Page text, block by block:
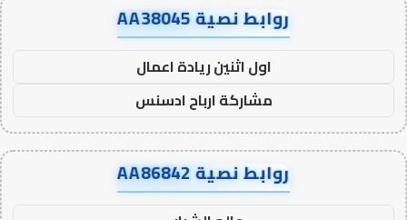
روابط نصية AA38045
اول اثنين ريادة اعمال
مشاركة ارباح ادسنس
روابط نصية AA86842